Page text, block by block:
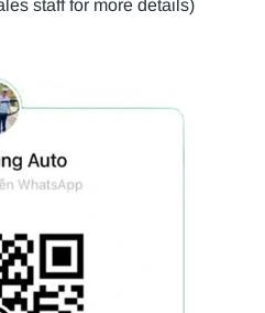
staff for more details)